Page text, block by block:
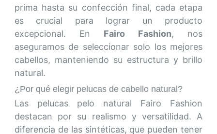
prima hasta su confección final, cada etapa
es crucial para lograr un producto
excepcional. En Fairo Fashion, nos
aseguramos de seleccionar solo los mejores
cabellos, manteniendo su estructura y brillo
natural.
¿Por qué elegir pelucas de cabello natural?
Las pelucas pelo natural Fairo Fashion
destacan por su realismo y versatilidad. A
diferencia de las sintéticas, que pueden tener